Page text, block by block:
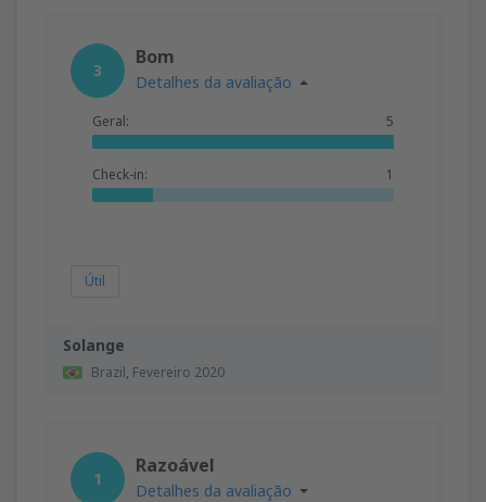
Solange
Brazil, Fevereiro 2020
3
Bom
Detalhes da avaliação
Geral: 5
Check-in: 1
Útil
1
Razoável
Detalhes da avaliação